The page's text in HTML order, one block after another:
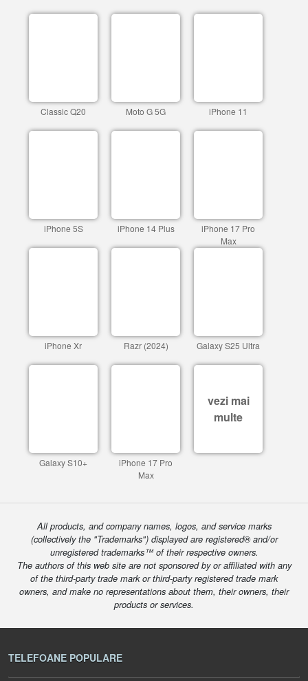
Classic Q20 Moto G 5G iPhone 11
iPhone 5S iPhone 14 Plus
iPhone 17 Pro
Max
iPhone Xr Razr (2024) Galaxy S25 Ultra
Galaxy S10+
iPhone 17 Pro
Max
vezi mai
multe
All products, and company names, logos, and service marks
(collectively the "Trademarks") displayed are registered® and/or
unregistered trademarks™ of their respective owners.
The authors of this web site are not sponsored by or affiliated with any
of the third-party trade mark or third-party registered trade mark
owners, and make no representations about them, their owners, their
products or services.
TELEFOANE POPULARE